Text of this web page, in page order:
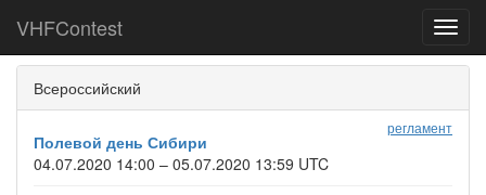
VHFContest
Всероссийский
регламент
Полевой день Сибири
04.07.2020 14:00 – 05.07.2020 13:59 UTC